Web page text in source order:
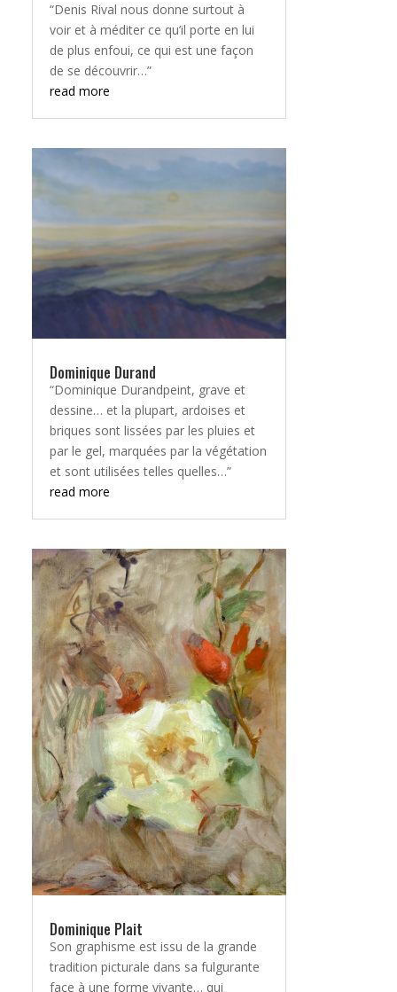
“Denis Rival nous donne surtout à
voir et à méditer ce qu’il porte en lui
de plus enfoui, ce qui est une façon
de se découvrir…”
read more
Dominique Durand
“Dominique Durandpeint, grave et
dessine… et la plupart, ardoises et
briques sont lissées par les pluies et
par le gel, marquées par la végétation
et sont utilisées telles quelles…”
read more
Dominique Plait
Son graphisme est issu de la grande
tradition picturale dans sa fulgurante
face à une forme vivante… qui